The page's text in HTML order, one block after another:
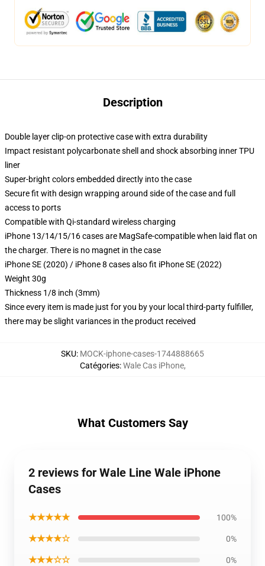
Description
Double layer clip-on protective case with extra durability
Impact resistant polycarbonate shell and shock absorbing inner TPU
liner
Super-bright colors embedded directly into the case
Secure fit with design wrapping around side of the case and full
access to ports
Compatible with Qi-standard wireless charging
iPhone 13/14/15/16 cases are MagSafe-compatible when laid flat on
the charger. There is no magnet in the case
iPhone SE (2020) / iPhone 8 cases also fit iPhone SE (2022)
Weight 30g
Thickness 1/8 inch (3mm)
Since every item is made just for you by your local third-party fulfiller,
there may be slight variances in the product received
SKU: MOCK-iphone-cases-1744888665
Catégories:Wale Cas iPhone,
What Customers Say
2 reviews for Wale Line Wale iPhone
Cases
★★★★★ 100%
★★★★☆ 0%
★★★☆☆ 0%